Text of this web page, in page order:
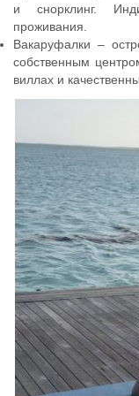
и снорклинг.
проживания.
Вакаруфалки –
собственным
виллах и